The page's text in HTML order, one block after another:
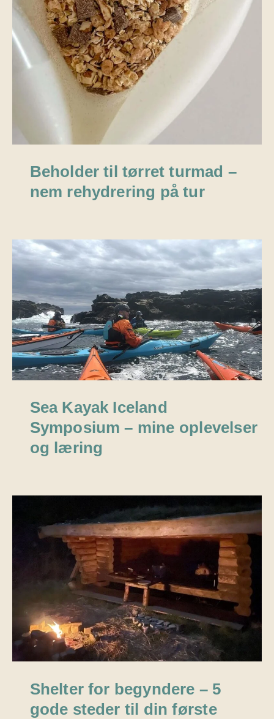
Beholder til tørret turmad –
nem rehydrering på tur
Sea Kayak Iceland
Symposium – mine oplevelser
og læring
Shelter for begyndere – 5
gode steder til din første